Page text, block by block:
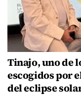
Tinajo, uno de
escogidos por
del eclipse